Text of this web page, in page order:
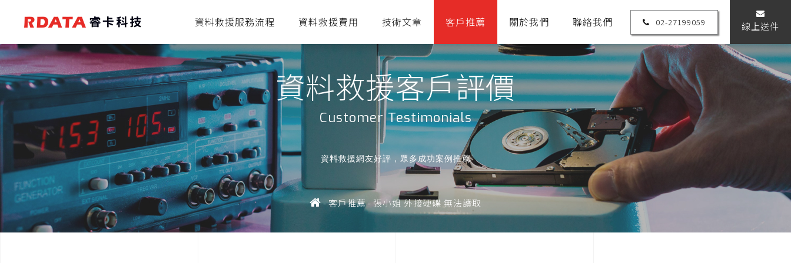
資料救援服務流程 資料救援費用 技術文章 客戶推薦 關於我們 聯絡我們 02-27199059 線上送件
資料救援客戶評價
Customer Testimonials
資料救援網友好評，眾多成功案例推薦
-客戶推薦- 張小姐 外接硬碟 無法讀取